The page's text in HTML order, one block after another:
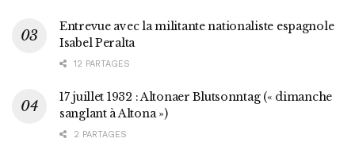
Entrevue avec la militante nationaliste espagnole
Isabel Peralta
12 PARTAGES
17 juillet 1932 : Altonaer Blutsonntag (« dimanche
sanglant à Altona »)
2 PARTAGES